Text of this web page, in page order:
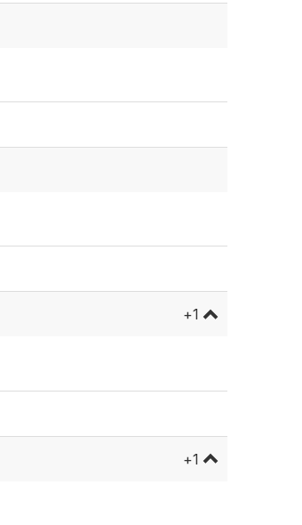
+1
+1